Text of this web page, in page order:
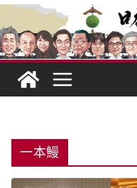
龜之井
吟釀的
日本酒
一本鰻